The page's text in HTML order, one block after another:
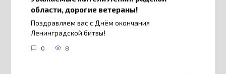
области, дорогие ветераны!
Поздравляем вас с Днём окончания
Ленинградской битвы!
0 8